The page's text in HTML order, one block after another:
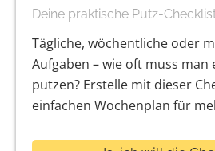
Deine praktische Putz-
Tägliche, wöchentliche oder
Aufgaben – wie oft muss man
putzen? Erstelle mit dieser
einfachen Wochenplan für